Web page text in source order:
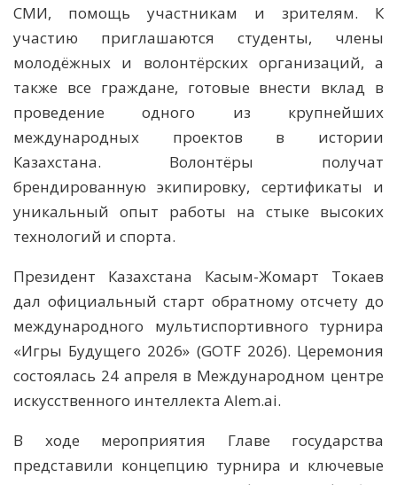
СМИ, помощь участникам и зрителям. К
участию приглашаются студенты, члены
молодёжных и волонтёрских организаций, а
также все граждане, готовые внести вклад в
проведение одного из крупнейших
международных проектов в истории
Казахстана. Волонтёры получат
брендированную экипировку, сертификаты и
уникальный опыт работы на стыке высоких
технологий и спорта.
Президент Казахстана Касым-Жомарт Токаев
дал официальный старт обратному отсчету до
международного мультиспортивного турнира
«Игры Будущего 2026» (GOTF 2026). Церемония
состоялась 24 апреля в Международном центре
искусственного интеллекта Alem.ai.
В ходе мероприятия Главе государства
представили концепцию турнира и ключевые